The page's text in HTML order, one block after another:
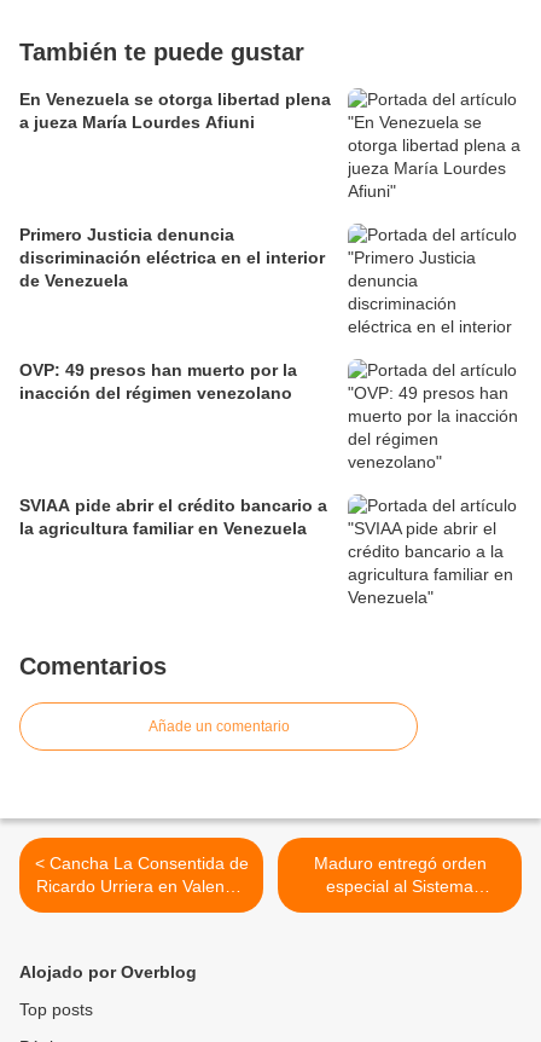
También te puede gustar
En Venezuela se otorga libertad plena
a jueza María Lourdes Afiuni
Primero Justicia denuncia
discriminación eléctrica en el interior
de Venezuela
OVP: 49 presos han muerto por la
inacción del régimen venezolano
SVIAA pide abrir el crédito bancario a
la agricultura familiar en Venezuela
Comentarios
Añade un comentario
< Cancha La Consentida de
Ricardo Urriera en Valencia
vibró con el show de
Maduro entregó orden
especial al Sistema
Nacional de Orquestas por
Alojado por Overblog
Top posts